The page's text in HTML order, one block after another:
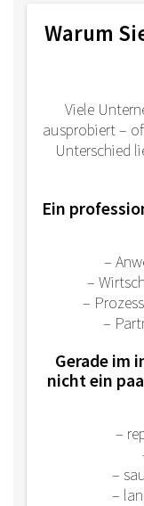
Warum
Viele
ausprobiert –
Unterschied
Ein
–
–
–
–
Gerade im
nicht ein
–
–
–